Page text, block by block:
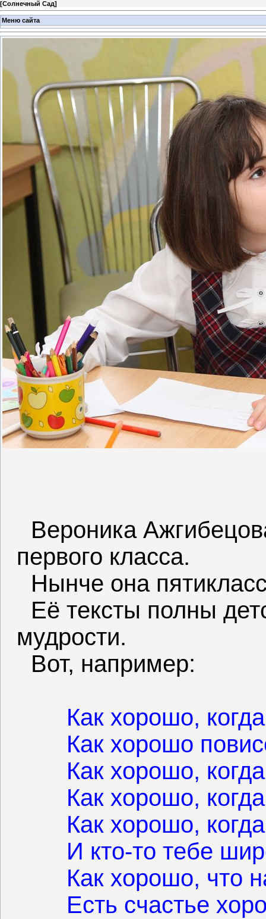
[Солнечный Сад]
Меню сайта
Вероника
первого класса.
Нынче она
Её тексты полны
мудрости.
Вот, например:
Как хорошо,
Как хорошо
Как хорошо,
Как хорошо,
Как хорошо,
И кто-то тебе
Как хорошо, что
Есть счастье